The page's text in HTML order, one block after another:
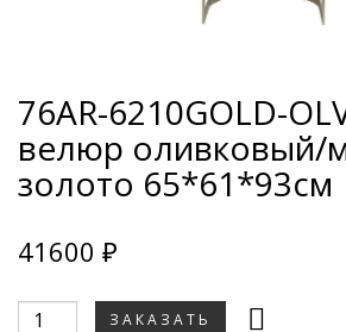
76AR-6210GOLD-
велюр оливковый/
золото 65*61*93см
41600 ₽
ЗАКАЗАТЬ